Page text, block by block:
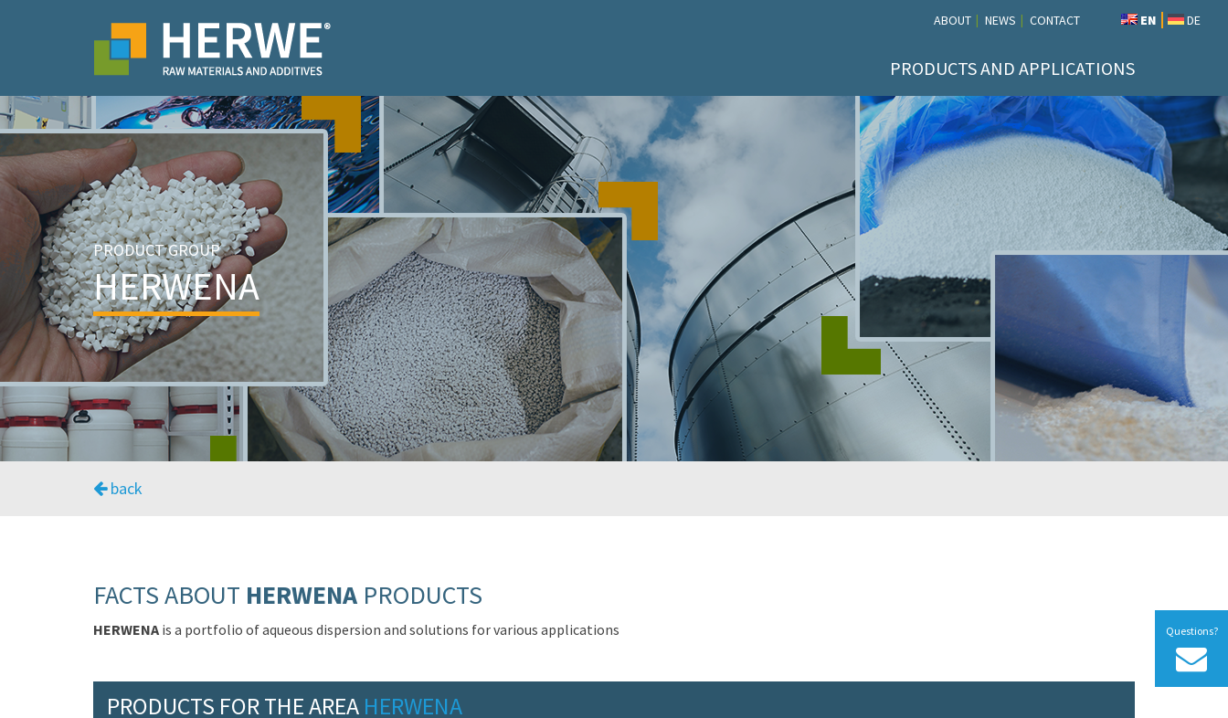
Questions?
EN DE
PRODUCTS AND APPLICATIONS
ABOUT NEWS CONTACT
PRODUCT GROUP
HERWENA
back
FACTS ABOUT HERWENA PRODUCTS
HERWENA is a portfolio of aqueous dispersion and solutions for various applications
PRODUCTS FOR THE AREA HERWENA